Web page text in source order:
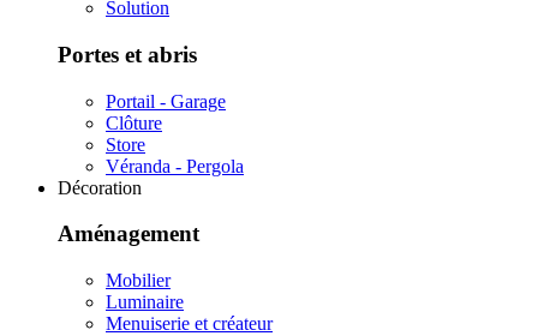
Solution
Portes et abris
Portail - Garage
Clôture
Store
Véranda - Pergola
Décoration
Aménagement
Mobilier
Luminaire
Menuiserie et créateur